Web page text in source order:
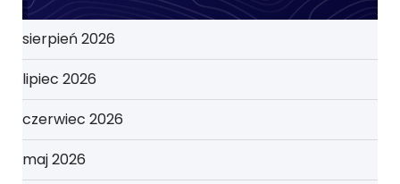
sierpień 2026
lipiec 2026
czerwiec 2026
maj 2026